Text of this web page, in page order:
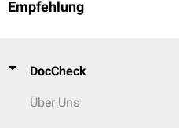
Empfehlung
DocCheck
Über Uns